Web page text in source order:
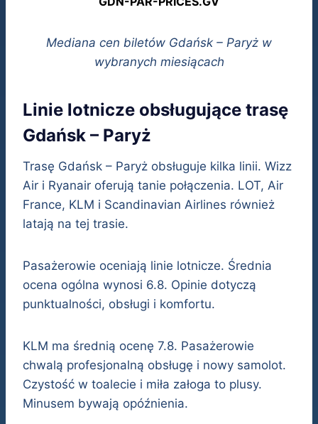
Mediana cen biletów Gdańsk – Paryż w
wybranych miesiącach
Linie lotnicze obsługujące trasę
Gdańsk – Paryż
Trasę Gdańsk – Paryż obsługuje kilka linii. Wizz
Air i Ryanair oferują tanie połączenia. LOT, Air
France, KLM i Scandinavian Airlines również
latają na tej trasie.
Pasażerowie oceniają linie lotnicze. Średnia
ocena ogólna wynosi 6.8. Opinie dotyczą
punktualności, obsługi i komfortu.
KLM ma średnią ocenę 7.8. Pasażerowie
chwalą profesjonalną obsługę i nowy samolot.
Czystość w toalecie i miła załoga to plusy.
Minusem bywają opóźnienia.